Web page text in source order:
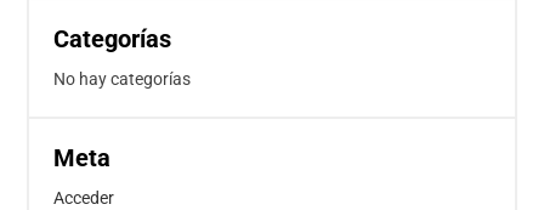
Categorías
No hay categorías
Meta
Acceder